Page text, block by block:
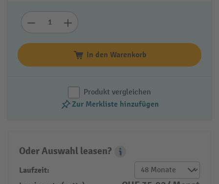
In den Warenkorb
Produkt vergleichen
Zur Merkliste hinzufügen
Oder Auswahl leasen?
Leasing Popover
Laufzeit: